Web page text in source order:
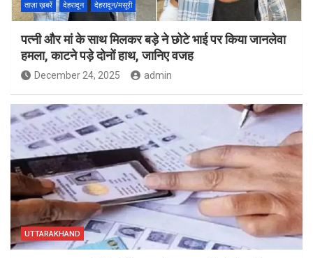
ताज़ा ख़बरें देहरादून देहरादून/मसूरी
पत्नी और मां के साथ मिलकर बड़े ने छोटे भाई पर किया जानलेवा
हमला, काटने पड़े दोनों हाथ, जानिए वजह
December 24, 2025 admin
UTTARAKHAND